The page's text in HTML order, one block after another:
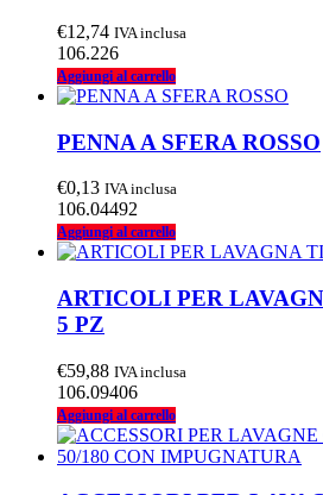
€12,74 IVA inclusa
106.226
Aggiungi al carrello
PENNA A SFERA ROSSO
€0,13 IVA inclusa
106.04492
Aggiungi al carrello
ARTICOLI PER
5 PZ
€59,88 IVA inclusa
106.09406
Aggiungi al carrello